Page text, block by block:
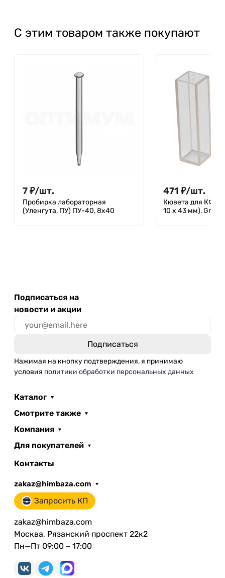
С этим товаром также покупают
7₽/шт.
Пробирка лабораторная
(Уленгута, ПУ) ПУ-40, 8х40
471 ₽/шт.
Кювета для КФК
10 х 43 мм),
Подписаться на
новости и акции
Нажимая на кнопку подтверждения, я принимаю
условия политики обработки персональных данных
Каталог
Смотрите также
Компания
Для покупателей
Контакты
zakaz@himbaza.com
Запросить КП
zakaz@himbaza.com
Москва, Рязанский проспект 22к2
Пн—Пт 09:00 – 17:00